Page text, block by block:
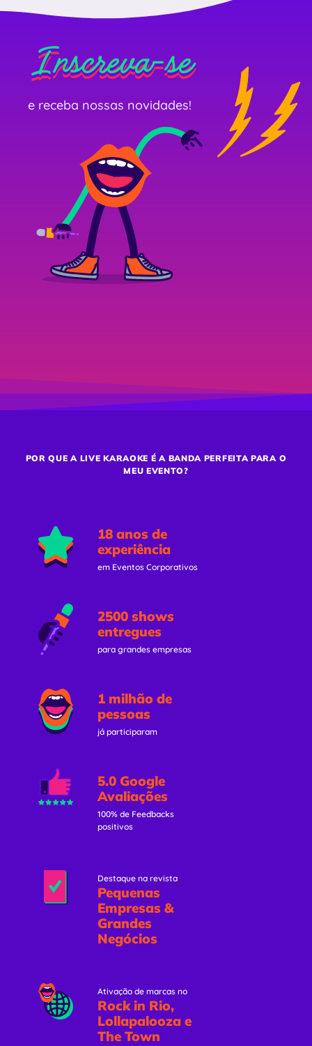
Inscreva-se
Inscreva-se
Inscreva-se
e receba nossas novidades!
POR QUE A LIVE KARAOKE É A BANDA PERFEITA PARA O
MEU EVENTO?
18 anos de
experiência
em Eventos Corporativos
2500 shows
entregues
para grandes empresas
1 milhão de
pessoas
já participaram
5.0 Google
Avaliações
100% de Feedbacks
positivos
Destaque na revista
Pequenas
Empresas &
Grandes
Negócios
Ativação de marcas no
Rock in Rio,
Lollapalooza e
The Town